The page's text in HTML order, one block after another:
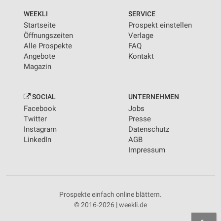
WEEKLI
Startseite
Öffnungszeiten
Alle Prospekte
Angebote
Magazin
SERVICE
Prospekt einstellen
Verlage
FAQ
Kontakt
SOCIAL
Facebook
Twitter
Instagram
LinkedIn
UNTERNEHMEN
Jobs
Presse
Datenschutz
AGB
Impressum
Prospekte einfach online blättern.
© 2016-2026 | weekli.de
Notwendig
Performance
Werbung